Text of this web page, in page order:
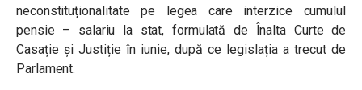
neconstituționalitate pe legea care interzice cumulul
pensie – salariu la stat, formulată de Înalta Curte de
Casație și Justiție în iunie, după ce legislația a trecut de
Parlament.